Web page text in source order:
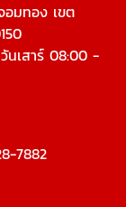
มทอง เขต
นเสาร์ 08:00 -
7882